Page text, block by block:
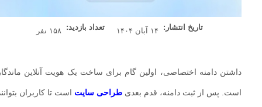
تاریخ انتشار: ۱۴ آبان ۱۴۰۴ تعداد بازدید: ۱۵۸ نفر
داشتن دامنه اختصاصی، اولین گام برای ساخت یک هویت آنلاین ماندگار
است. پس از ثبت دامنه، قدم بعدیطراحی سایتاست تا کاربران بتوانند